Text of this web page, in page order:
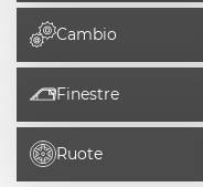
Cambio
Finestre
Ruote